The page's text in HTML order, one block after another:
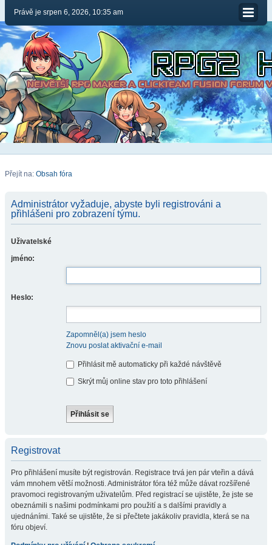
Právě je srpen 6, 2026, 10:35 am
Přejít na: Obsah fóra
Administrátor vyžaduje, abyste byli registrováni a
přihlášeni pro zobrazení týmu.
Uživatelské
jméno:
Heslo:
Zapomněl(a) jsem heslo
Znovu poslat aktivační e-mail
Přihlásit mě automaticky při každé návštěvě
Skrýt můj online stav pro toto přihlášení
Registrovat
Pro přihlášení musíte být registrován. Registrace trvá jen pár vteřin a dává
vám mnohem větší možnosti. Administrátor fóra též může dávat rozšířené
pravomoci registrovaným uživatelům. Před registrací se ujistěte, že jste se
obeznámili s našimi podmínkami pro použití a s dalšími pravidly a
ujednáními. Také se ujistěte, že si přečtete jakákoliv pravidla, která se na
fóru objeví.